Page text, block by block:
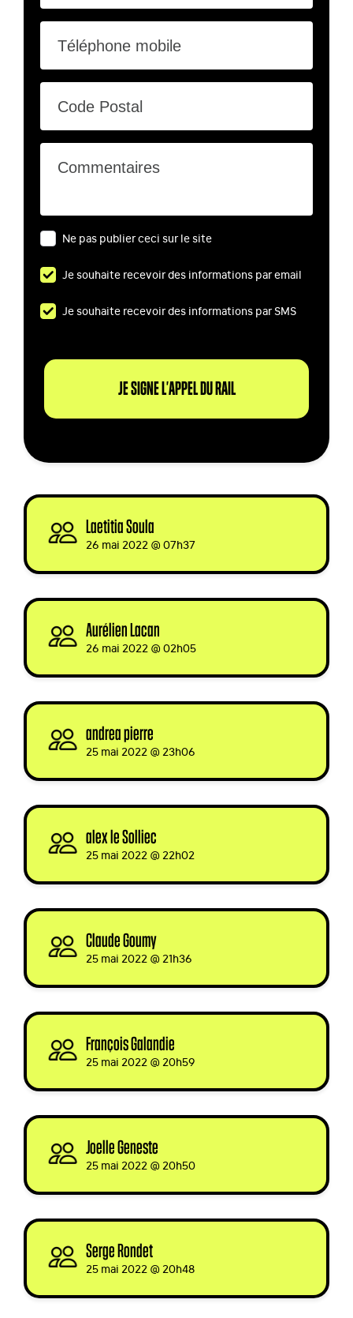
Téléphone mobile
Code Postal
Commentaires
Ne pas publier ceci sur le site
Je souhaite recevoir des informations par email
Je souhaite recevoir des informations par SMS
Laetitia Soula
26 mai 2022 @ 07h37
Aurélien Lacan
26 mai 2022 @ 02h05
andrea pierre
25 mai 2022 @ 23h06
alex le Solliec
25 mai 2022 @ 22h02
Claude Goumy
25 mai 2022 @ 21h36
François Galandie
25 mai 2022 @ 20h59
Joelle Geneste
25 mai 2022 @ 20h50
Serge Rondet
25 mai 2022 @ 20h48